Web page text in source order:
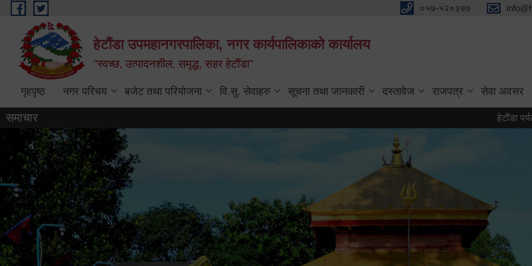
Skip to main content ०५७-५२०३७७
हेटौंडा उपमहानगरपालिका, नगर कार्यपालिकाको कार्यालय
"स्वच्छ, उत्पादनशील, समृद्ध, सहर हेटौंडा"
गृहपृष्ठ नगर परिचय बजेट तथा परियोजना वि.सु. सेवाहरु सूचना तथा जानकारी दस्तावेज राजपत्र सेवा अवसर
समाचार हेटौंडा पर्यटन वर्ष